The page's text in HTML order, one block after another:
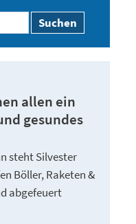
Suchen
allen ein
gesundes
steht Silvester
Böller, Raketen &
abgefeuert